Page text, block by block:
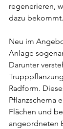
regenerieren,
dazu bekommt.
Neu im
Anlage
Darunter
Radform.
Pflanzschema
Flächen und
angeordneten